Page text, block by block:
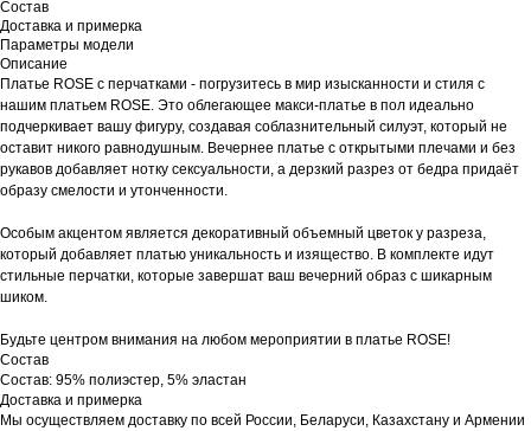
Состав
Доставка и примерка
Параметры модели
Описание
Платье ROSE с перчатками - погрузитесь в мир изысканности и стиля с
нашим платьем ROSE. Это облегающее макси-платье в пол идеально
подчеркивает вашу фигуру, создавая соблазнительный силуэт, который не
оставит никого равнодушным. Вечернее платье с открытыми плечами и без
рукавов добавляет нотку сексуальности, а дерзкий разрез от бедра придаёт
образу смелости и утонченности.
Особым акцентом является декоративный объемный цветок у разреза,
который добавляет платью уникальность и изящество. В комплекте идут
стильные перчатки, которые завершат ваш вечерний образ с шикарным
шиком.
Будьте центром внимания на любом мероприятии в платье ROSE!
Состав
Состав: 95% полиэстер, 5% эластан
Доставка и примерка
Мы осуществляем доставку по всей России, Беларуси, Казахстану и Армении